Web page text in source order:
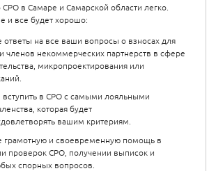
в Самаре и Самарской области легко.
и все будет хорошо:
ответы на все ваши вопросы о взносах для
членов некоммерческих партнерств в сфере
микропроектирования или
в СРО с самыми лояльными
которая будет
вашим критериям.
грамотную и своевременную помощь в
проверок СРО, получении выписок и
спорных вопросов.